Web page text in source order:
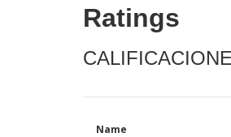
Ratings
Name